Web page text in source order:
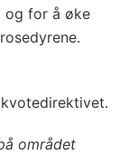
og for å øke
området